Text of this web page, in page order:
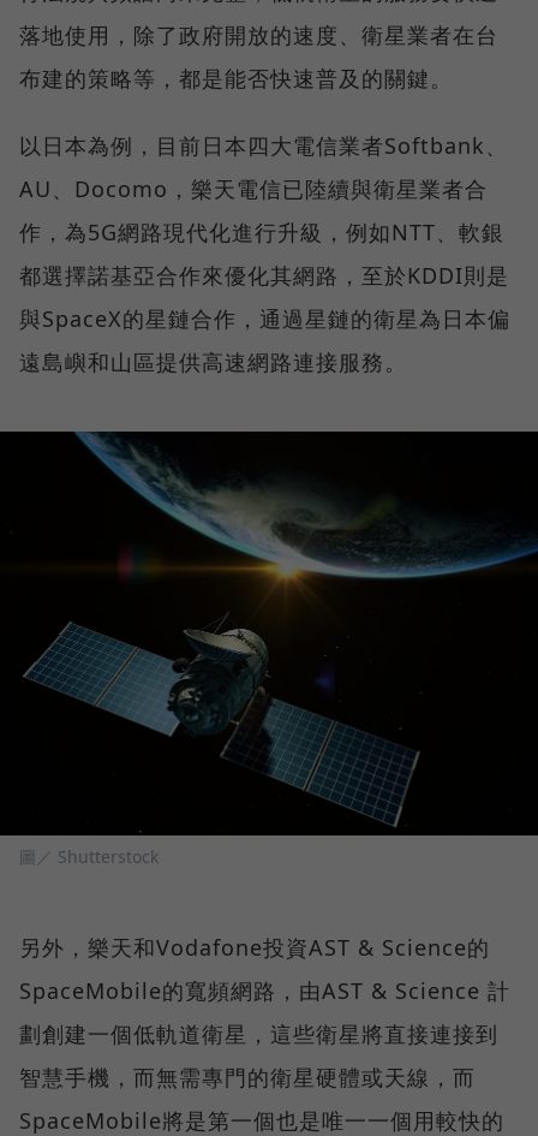
落地使用，除了政府開放的速度、衛星業者在台
布建的策略等，都是能否快速普及的關鍵。
以日本為例，目前日本四大電信業者Softbank、
AU、Docomo，樂天電信已陸續與衛星業者合
作，為5G網路現代化進行升級，例如NTT、軟銀
都選擇諾基亞合作來優化其網路，至於KDDI則是
與SpaceX的星鏈合作，通過星鏈的衛星為日本偏
遠島嶼和山區提供高速網路連接服務。
圖／ Shutterstock
另外，樂天和Vodafone投資AST & Science的
SpaceMobile的寬頻網路，由AST & Science 計
劃創建一個低軌道衛星，這些衛星將直接連接到
智慧手機，而無需專門的衛星硬體或天線，而
SpaceMobile將是第一個也是唯一一個用較快的